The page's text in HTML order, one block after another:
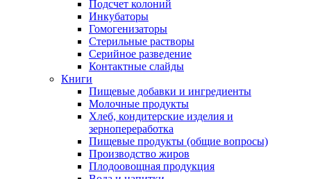
Подсчет колоний
Инкубаторы
Гомогенизаторы
Стерильные растворы
Серийное разведение
Контактные слайды
Книги
Пищевые добавки и ингредиенты
Молочные продукты
Хлеб, кондитерские изделия и
зернопереработка
Пищевые продукты (общие вопросы)
Производство жиров
Плодоовощная продукция